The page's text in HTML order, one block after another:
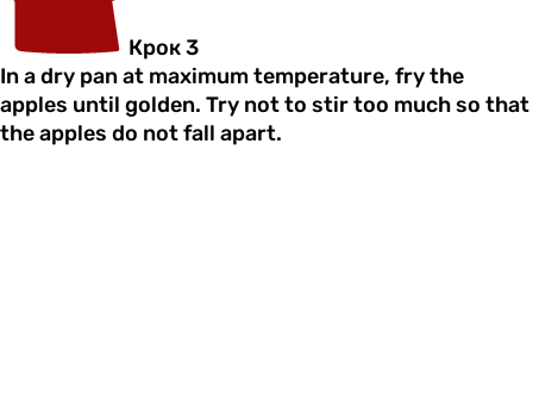
Крок 3
In a dry pan at maximum temperature, fry the
apples until golden. Try not to stir too much so that
the apples do not fall apart.